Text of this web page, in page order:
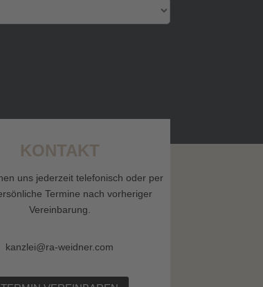
KONTAKT
uns jederzeit telefonisch oder per
Termine nach vorheriger
Vereinbarung.
kanzlei@ra-weidner.com